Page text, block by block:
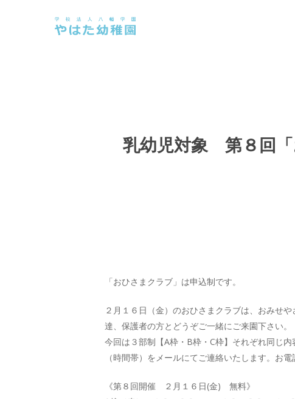
乳幼児対象 第８回「
「おひさまクラブ」は申込制です。
２月１６日（金）のおひさまクラブは、おみせ
達、保護者の方とどうぞご一緒にご来園下さい。
今回は３部制【A枠・B枠・C枠】それぞれ同じ
（時間帯）をメールにてご連絡いたします。お
《第８回開催 ２月１６日(金) 無料》